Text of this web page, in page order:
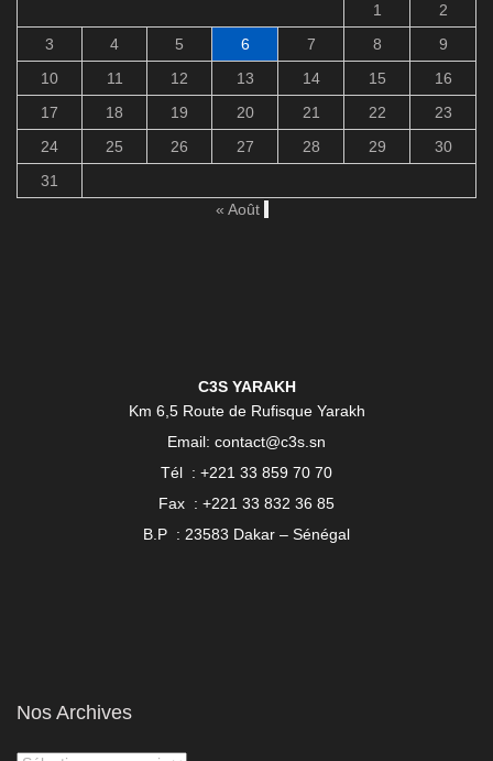
1
2
3
4 5 6 7 8
9
10
11 12 13 14 15
16
17
18 19 20 21 22
23
24
25 26 27 28 29
30
31
« Août
C3S YARAKH
Km 6,5 Route de Rufisque Yarakh
Email: contact@c3s.sn
Tél : +221 33 859 70 70
Fax : +221 33 832 36 85
B.P : 23583 Dakar – Sénégal
Nos Archives